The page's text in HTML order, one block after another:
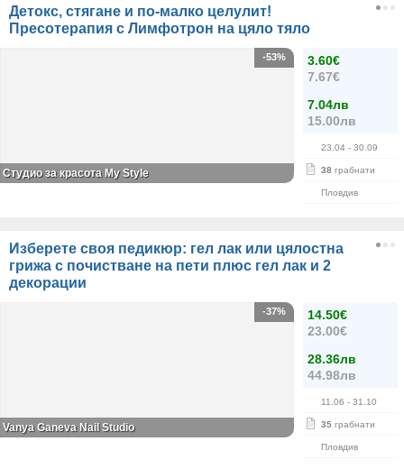
Детокс, стягане и по-малко целулит!
Пресотерапия с Лимфотрон на цяло тяло
3.60€
7.67€
7.04лв
15.00лв
23.04 - 30.09
38 грабнати
Пловдив
-53%
Студио за красота My Style
Изберете своя педикюр: гел лак или цялостна
грижа с почистване на пети плюс гел лак и 2
декорации
14.50€
23.00€
28.36лв
44.98лв
11.06 - 31.10
35 грабнати
Пловдив
-37%
Vanya Ganeva Nail Studio